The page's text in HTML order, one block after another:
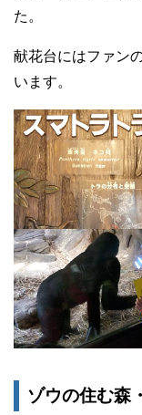
た。
献花台にはファン
います。
ゾウの住む森